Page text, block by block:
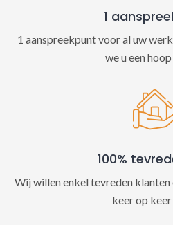
1
1 aanspreekpunt voor al uw
we u een
100%
Wij willen enkel tevreden klanten
keer op keer